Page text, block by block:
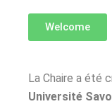
Welcome
La Chaire a été
Université